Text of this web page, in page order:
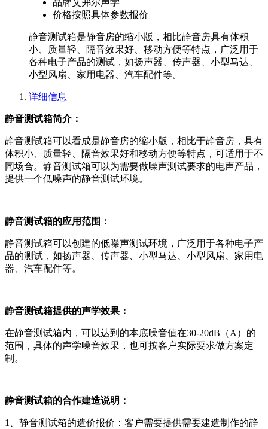
品牌艾弗尔声学
价格按照具体参数报价
静音测试箱是静音房的缩小版，相比静音房具有体积
小、质量轻、隔音效果好、移动方便等特点，广泛用于
各种电子产品的测试，如扬声器、传声器、小型马达、
小型风扇、家用电器、汽车配件等。
详细信息
静音测试箱简介：
静音测试箱可以看成是静音房的缩小版，相比于静音房，具有
体积小、质量轻、隔音效果好和移动方便等特点，可适用于不
同场合。静音测试箱可以为需要做噪声测试要求的电声产品，
提供一个低噪声的静音测试环境。
静音测试箱的应用范围：
静音测试箱可以创建的低噪声测试环境，广泛用于各种电子产
品的测试，如扬声器、传声器、小型马达、小型风扇、家用电
器、汽车配件等。
静音测试箱提供的声学效果：
在静音测试箱内，可以达到的本底噪音值在30-20dB（A）的
范围，具体的声学噪音效果，也可按客户实际要求做方案定
制。
静音测试箱的合作建造说明：
1、静音测试箱的造价报价：客户需要提供需要建造制作的静